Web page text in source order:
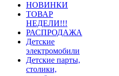
НОВИНКИ
ТОВАР
НЕДЕЛИ!!!
РАСПРОДАЖА
Детские
электромобили
Детские парты,
столики,